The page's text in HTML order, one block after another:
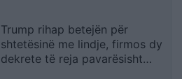
Trump rihap betejën për
shtetësinë me lindje, firmos dy
dekrete të reja pavarësisht